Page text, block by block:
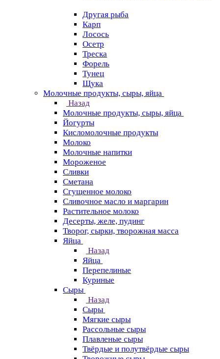
Другая рыба
Карп
Лосось
Осетр
Треска
Форель
Тунец
Щука
Молочные продукты, сыры, яйца
Назад
Молочные продукты, сыры, яйца
Йогурты
Кисломолочные продукты
Молоко
Молочные напитки
Мороженое
Сливки
Сметана
Сгущенное молоко
Сливочное масло и маргарин
Растительное молоко
Десерты, желе, пудинг
Творог, сырки, творожная масса
Яйца
Назад
Яйца
Перепелиные
Куриные
Сыры
Назад
Сыры
Мягкие сыры
Рассольные сыры
Плавленые сыры
Твёрдые и полутвёрдые сыры